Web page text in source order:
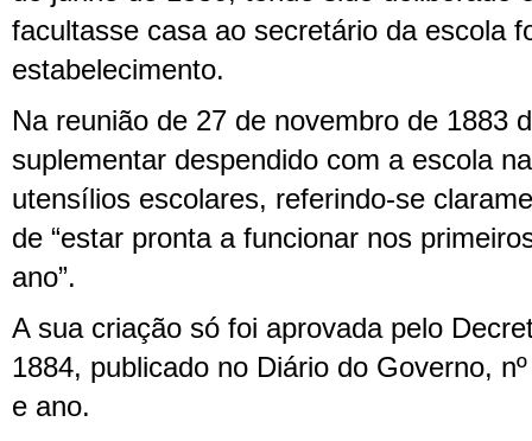
facultasse casa ao secretário da escola
estabelecimento.
Na reunião de 27 de novembro de 1883
suplementar despendido com a escola
utensílios escolares, referindo-se
de “estar pronta a funcionar nos
ano”.
A sua criação só foi aprovada pelo
1884, publicado no Diário do Governo,
e ano.